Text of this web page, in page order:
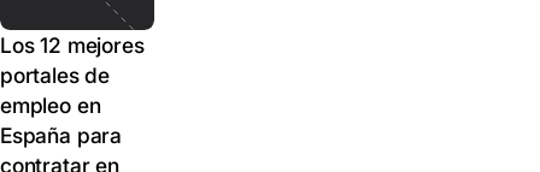
Los 12 mejores
portales de
empleo en
España para
contratar en